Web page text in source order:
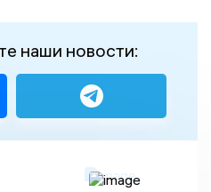
наши новости: